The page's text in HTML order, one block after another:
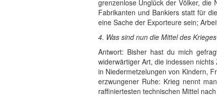
grenzenlose Unglück der Völker,
Fabrikanten und Bankiers statt für
eine Sache der Exporteure sein;
4. Was sind nun die Mittel des
Antwort: Bisher hast du mich
widerwärtiger Art, die indessen
in Niedermetzelungen von Kindern,
erzwungener Ruhe: Krieg nennt
raffiniertesten technischen Mittel